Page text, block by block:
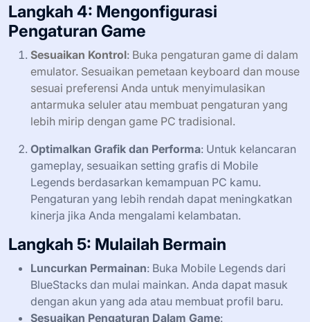
Langkah 4: Mengonfigurasi
Pengaturan Game
Sesuaikan Kontrol: Buka pengaturan game di dalam
emulator. Sesuaikan pemetaan keyboard dan mouse
sesuai preferensi Anda untuk menyimulasikan
antarmuka seluler atau membuat pengaturan yang
lebih mirip dengan game PC tradisional.
Optimalkan Grafik dan Performa: Untuk kelancaran
gameplay, sesuaikan setting grafis di Mobile
Legends berdasarkan kemampuan PC kamu.
Pengaturan yang lebih rendah dapat meningkatkan
kinerja jika Anda mengalami kelambatan.
Langkah 5: Mulailah Bermain
Luncurkan Permainan: Buka Mobile Legends dari
BlueStacks dan mulai mainkan. Anda dapat masuk
dengan akun yang ada atau membuat profil baru.
Sesuaikan Pengaturan Dalam Game: